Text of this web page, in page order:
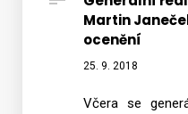
Martin
ocenění
25. 9. 2018
Včera se